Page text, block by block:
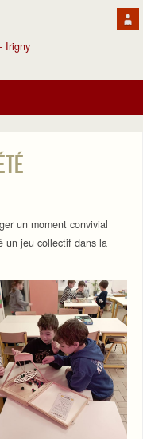
Irigny
un moment convivial
un jeu collectif dans la